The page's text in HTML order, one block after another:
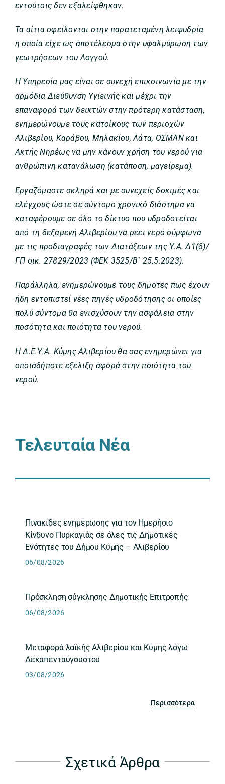
εντούτοις δεν εξαλείφθηκαν.
Τα αίτια οφείλονται στην παρατεταμένη λειψυδρία
η οποία είχε ως αποτέλεσμα στην υφαλμύρωση των
γεωτρήσεων του Λογγού.
Η Υπηρεσία μας είναι σε συνεχή επικοινωνία με την
αρμόδια Διεύθυνση Υγιεινής και μέχρι την
επαναφορά των δεικτών στην πρότερη κατάσταση,
ενημερώνουμε τους κατοίκους των περιοχών
Αλιβερίου, Καράβου, Μηλακίου, Λάτα, ΟΣΜΑΝ και
Ακτής Νηρέως να μην κάνουν χρήση του νερού για
ανθρώπινη κατανάλωση (κατάποση, μαγείρεμα).
Εργαζόμαστε σκληρά και με συνεχείς δοκιμές και
ελέγχους ώστε σε σύντομο χρονικό διάστημα να
καταφέρουμε σε όλο το δίκτυο που υδροδοτείται
από τη δεξαμενή Αλιβερίου να ρέει νερό σύμφωνα
με τις προδιαγραφές των Διατάξεων της Υ.Α. Δ1(δ)/
ΓΠ οικ. 27829/2023 (ΦΕΚ 3525/Β` 25.5.2023).
Παράλληλα, ενημερώνουμε τους δημοτες πως έχουν
ήδη εντοπιστεί νέες πηγές υδροδότησης οι οποίες
πολύ σύντομα θα ενισχύσουν την ασφάλεια στην
ποσότητα και ποιότητα του νερού.
Η Δ.Ε.Υ.Α. Κύμης Αλιβερίου θα σας ενημερώνει για
οποιαδήποτε εξέλιξη αφορά στην ποιότητα του
νερού.
Τελευταία Νέα
Πινακίδες ενημέρωσης για τον Ημερήσιο
Κίνδυνο Πυρκαγιάς σε όλες τις Δημοτικές
Ενότητες του Δήμου Κύμης – Αλιβερίου
06/08/2026
Πρόσκληση σύγκλησης Δημοτικής Επιτροπής
06/08/2026
Μεταφορά λαϊκής Αλιβερίου και Κύμης λόγω
Δεκαπενταύγουστου
03/08/2026
Περισσότερα
Σχετικά Άρθρα